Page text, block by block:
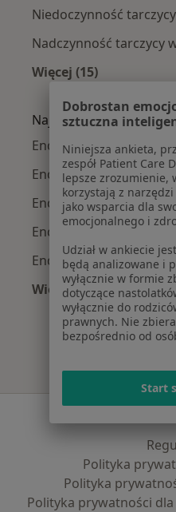
Niedoczynność
Nadczynność tarczycy
Więcej (15)
Więcej w
Najpopularniejsze
Endokrynolodzy z
Endokrynolodzy z
Endokrynolodzy z
Endokrynolodzy z
Endokrynolodzy z
Więcej (11)
Więcej w
Polityka
Polityka
Polityka prywatności
Dobrostan
sztuczna
Niniejsza ankieta,
zespół Patient Care
lepsze zrozumienie,
korzystają z
jako wsparcia dla
emocjonalnego i
Udział w ankiecie
będą analizowane i
wyłącznie w formie
dotyczące
wyłącznie do
prawnych. Nie
bezpośrednio od
Start